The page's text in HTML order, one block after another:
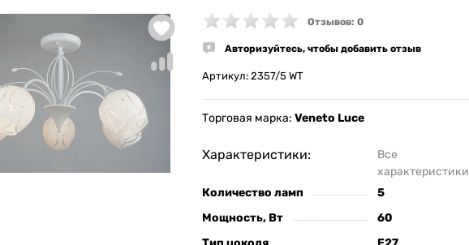
Отзывов: 0
Авторизуйтесь, чтобы добавить отзыв
Артикул: 2357/5 WT
Торговая марка: Veneto Luce
Характеристики:
Все
характеристики
Количество ламп
5
Мощность, Вт
60